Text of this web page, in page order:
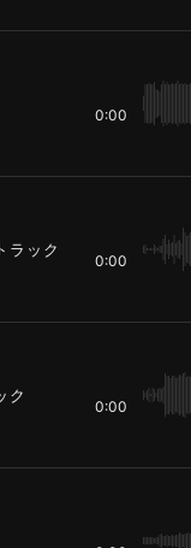
0:00
ラック
0:00
ク
0:00